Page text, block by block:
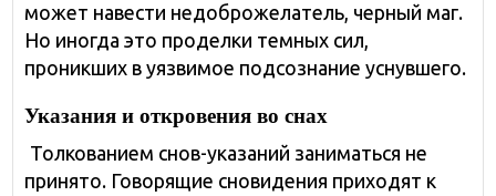
может навести недоброжелатель, черный маг.
Но иногда это проделки темных сил,
проникших в уязвимое подсознание уснувшего.
Указания и откровения во снах
Толкованием снов-указаний заниматься не
принято. Говорящие сновидения приходят к